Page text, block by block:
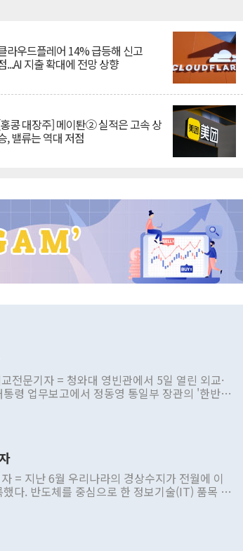
라우드플레어 14% 급등해 신고
...AI 지출 확대에 전망 상향
콩 대장주] 메이퇀② 실적은 고속 상
, 밸류는 역대 저점
전문기자 = 청와대 영빈관에서 5일 열린 외교·
령 업무보고에서 정동영 통일부 장관의 '한반도
거치지 않은 사안을 정책으로 추진하겠다고 공
실적 구상'이라는 비판을 내놨다. 그동안 정 장
물의를 빚은 적은 여러 번 있지만 대통령과 유
부정적 입장을 표명한 것은 이례적이다. 정 장
월권을 제어해야 한다는 목소리도 높아지고 있
= 지난 6월 우리나라의 경상수지가 전월에 이
다. 반도체를 중심으로 한 정보기술(IT) 품목 수